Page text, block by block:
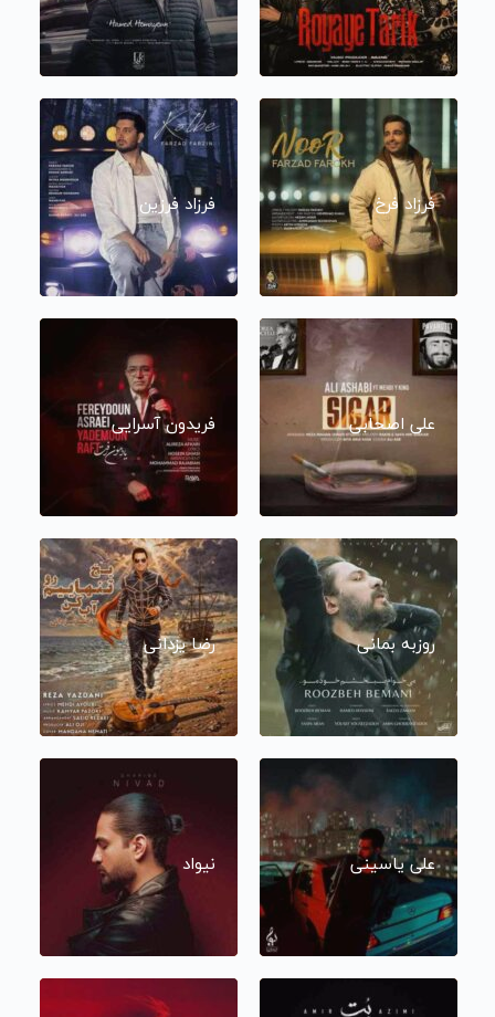
فرزاد فرخ فرزاد فرزین
علی اصحابی فریدون آسرایی
روزبه بمانی رضا یزدانی
علی یاسینی نیواد